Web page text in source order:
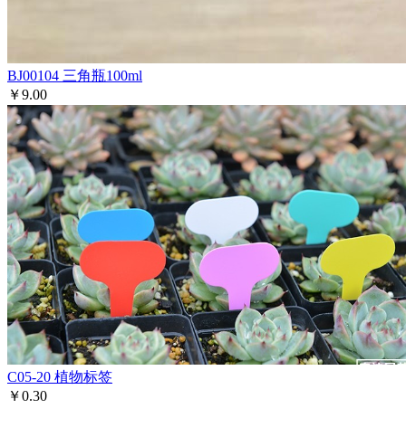
BJ00104 三角瓶100ml
￥9.00
C05-20 植物标签
￥0.30